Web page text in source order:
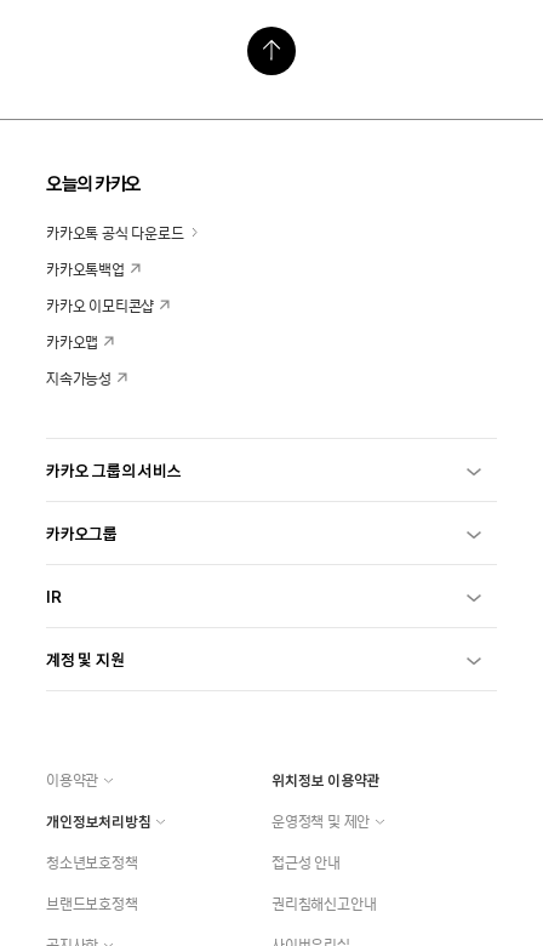
오늘의 카카오
카카오톡 공식 다운로드
카카오톡백업
카카오 이모티콘샵
카카오맵
지속가능성
카카오 그룹의 서비스
카카오그룹
IR
계정 및 지원
이용약관
위치정보 이용약관
개인정보처리방침
운영정책 및 제안
청소년보호정책
접근성 안내
브랜드보호정책
권리침해신고안내